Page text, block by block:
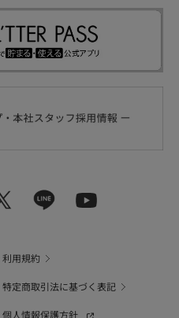
利用規約
特定商取引法に基づく表記